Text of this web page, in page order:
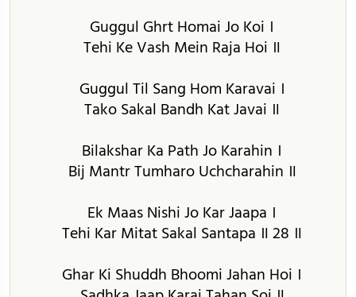
Guggul Ghrt Homai Jo Koi ।
Tehi Ke Vash Mein Raja Hoi ॥
Guggul Til Sang Hom Karavai ।
Tako Sakal Bandh Kat Javai ॥
Bilakshar Ka Path Jo Karahin ।
Bij Mantr Tumharo Uchcharahin ॥
Ek Maas Nishi Jo Kar Jaapa ।
Tehi Kar Mitat Sakal Santapa ॥ 28 ॥
Ghar Ki Shuddh Bhoomi Jahan Hoi ।